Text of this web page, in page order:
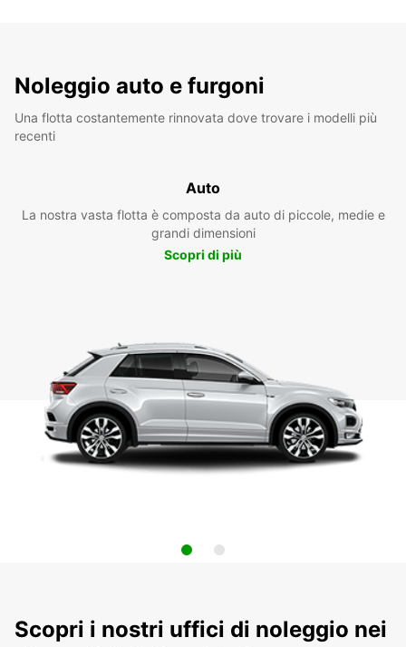
Noleggio auto e furgoni
Una flotta costantemente rinnovata dove trovare i modelli più
recenti
Auto
La nostra vasta flotta è composta da auto di piccole, medie e
grandi dimensioni
Scopri di più
Scopri i nostri uffici di noleggio nei